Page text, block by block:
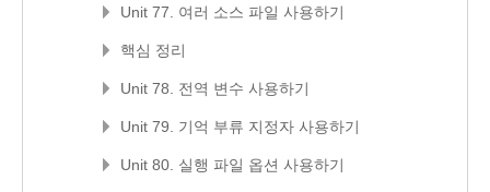
Unit 77. 여러 소스 파일 사용하기
핵심 정리
Unit 78. 전역 변수 사용하기
Unit 79. 기억 부류 지정자 사용하기
Unit 80. 실행 파일 옵션 사용하기